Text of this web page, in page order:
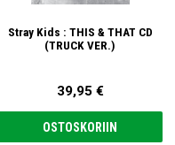
Stray Kids : THIS & THAT CD
(TRUCK VER.)
39,95 €
OSTOSKORIIN